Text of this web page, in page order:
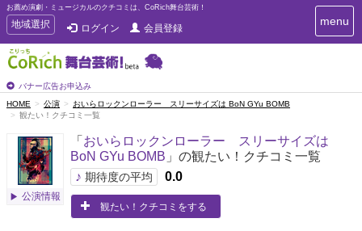
お薦め演劇・ミュージカルのクチコミは、CoRich舞台芸術！
T
o
g
g
e
n
a
i
地域選択 ログイン 会員登録
バナー広告お申込み
T
o
a
v
i
menu
HOME 公演
おいらロックンローラー スリーサイズは BoN GYu BOMB
観たい！クチコミ一覧
公演情報
「 おいらロックンローラー スリーサイズは
BoN GYu BOMB 」の観たい！クチコミ一覧
♪ 期待度の平均 0.0
観たい！クチコミをする